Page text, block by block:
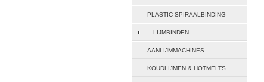
PLASTIC SPIRAALBINDING
LIJMBINDEN
AANLIJMMACHINES
KOUDLIJMEN & HOTMELTS